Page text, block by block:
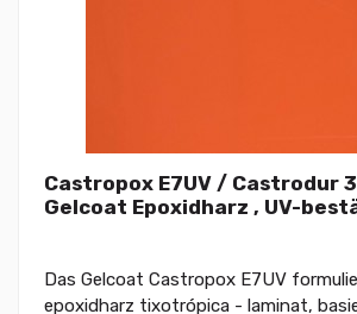
Castropox E7UV / Castrodur
Gelcoat Epoxidharz , UV-
Das Gelcoat Castropox E7UV
epoxidharz tixotrópica - laminat,